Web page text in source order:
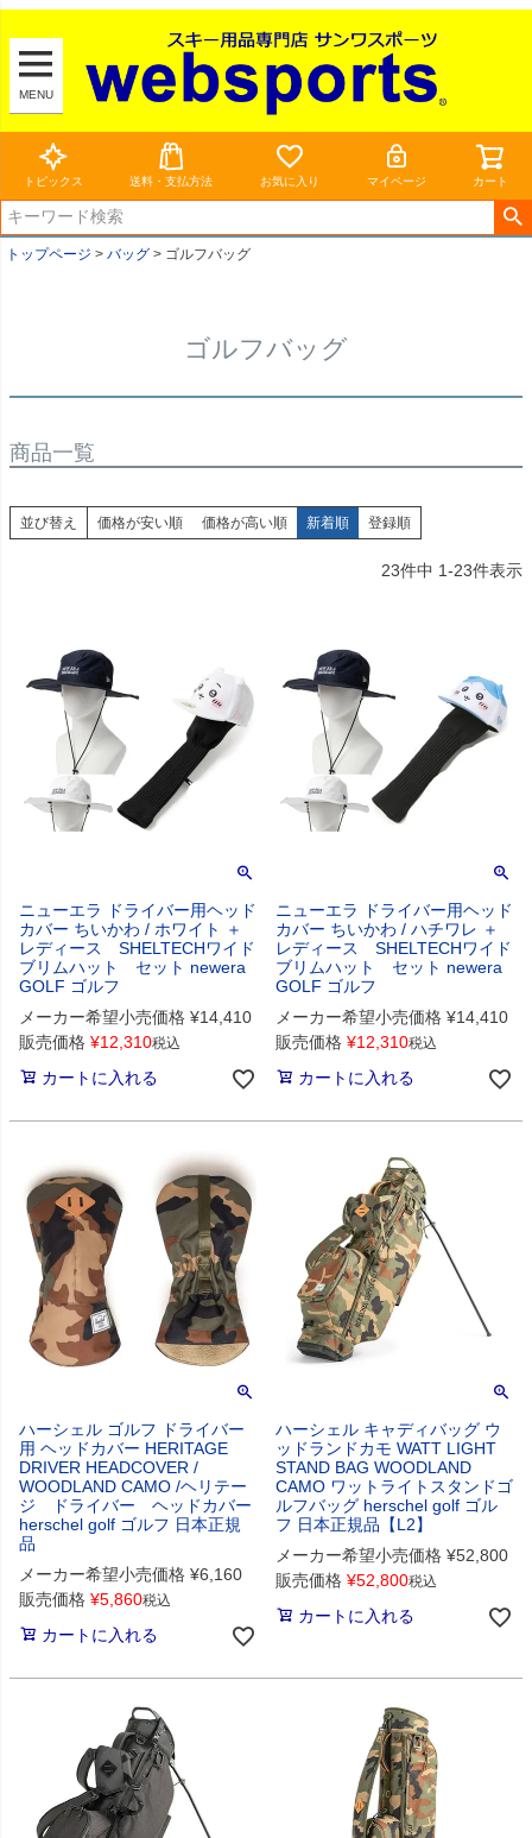
MENU
トピックス 送料・支払方法 お気に入り マイページ カート
トップページ バッグ ゴルフバッグ
ゴルフバッグ
商品一覧
並び替え 価格が安い順 価格が高い順 新着順 登録順
23件中 1-23件表示
ニューエラ ドライバー用ヘッド
カバー ちいかわ / ホワイト ＋
レディース SHELTECHワイド
ブリムハット セット newera
GOLF ゴルフ
メーカー希望小売価格 ¥14,410
販売価格 ¥12,310税込
カートに入れる
ニューエラ ドライバー用ヘッド
カバー ちいかわ / ハチワレ ＋
レディース SHELTECHワイド
ブリムハット セット newera
GOLF ゴルフ
メーカー希望小売価格 ¥14,410
販売価格 ¥12,310税込
カートに入れる
ハーシェル ゴルフ ドライバー
用 ヘッドカバー HERITAGE
DRIVER HEADCOVER /
WOODLAND CAMO /ヘリテー
ジ ドライバー ヘッドカバー
herschel golf ゴルフ 日本正規
品
メーカー希望小売価格 ¥6,160
販売価格 ¥5,860税込
カートに入れる
ハーシェル キャディバッグ ウ
ッドランドカモ WATT LIGHT
STAND BAG WOODLAND
CAMO ワットライトスタンドゴ
ルフバッグ herschel golf ゴル
フ 日本正規品【L2】
メーカー希望小売価格 ¥52,800
販売価格 ¥52,800税込
カートに入れる